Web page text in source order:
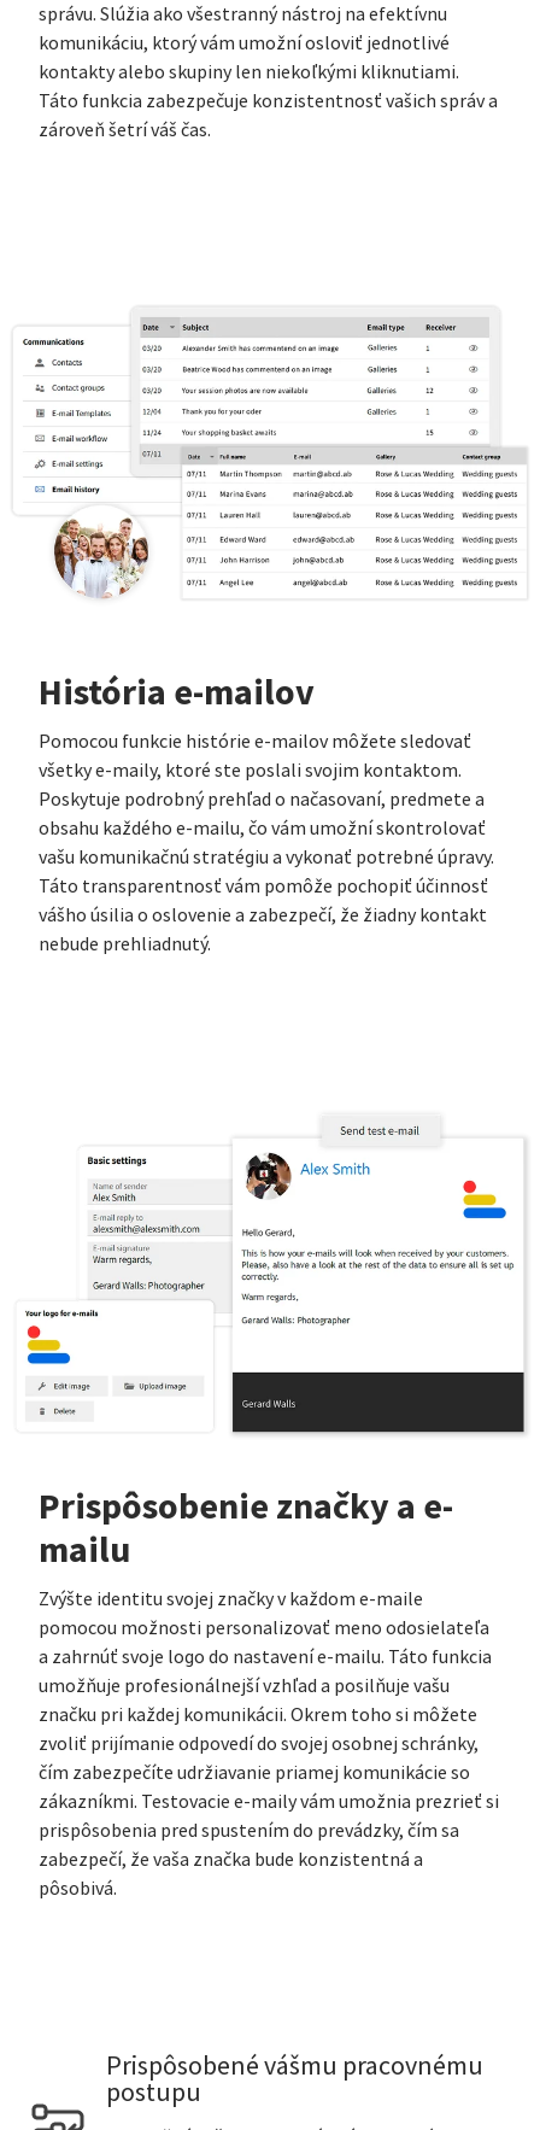
správu. Slúžia ako všestranný nástroj na efektívnu
komunikáciu, ktorý vám umožní osloviť jednotlivé
kontakty alebo skupiny len niekoľkými kliknutiami.
Táto funkcia zabezpečuje konzistentnosť vašich správ a
zároveň šetrí váš čas.
História e-mailov
Pomocou funkcie histórie e-mailov môžete sledovať
všetky e-maily, ktoré ste poslali svojim kontaktom.
Poskytuje podrobný prehľad o načasovaní, predmete a
obsahu každého e-mailu, čo vám umožní skontrolovať
vašu komunikačnú stratégiu a vykonať potrebné úpravy.
Táto transparentnosť vám pomôže pochopiť účinnosť
vášho úsilia o oslovenie a zabezpečí, že žiadny kontakt
nebude prehliadnutý.
Prispôsobenie značky a e-
mailu
Zvýšte identitu svojej značky v každom e-maile
pomocou možnosti personalizovať meno odosielateľa
a zahrnúť svoje logo do nastavení e-mailu. Táto funkcia
umožňuje profesionálnejší vzhľad a posilňuje vašu
značku pri každej komunikácii. Okrem toho si môžete
zvoliť prijímanie odpovedí do svojej osobnej schránky,
čím zabezpečíte udržiavanie priamej komunikácie so
zákazníkmi. Testovacie e-maily vám umožnia prezrieť si
prispôsobenia pred spustením do prevádzky, čím sa
zabezpečí, že vaša značka bude konzistentná a
pôsobivá.
Prispôsobené vášmu pracovnému
postupu